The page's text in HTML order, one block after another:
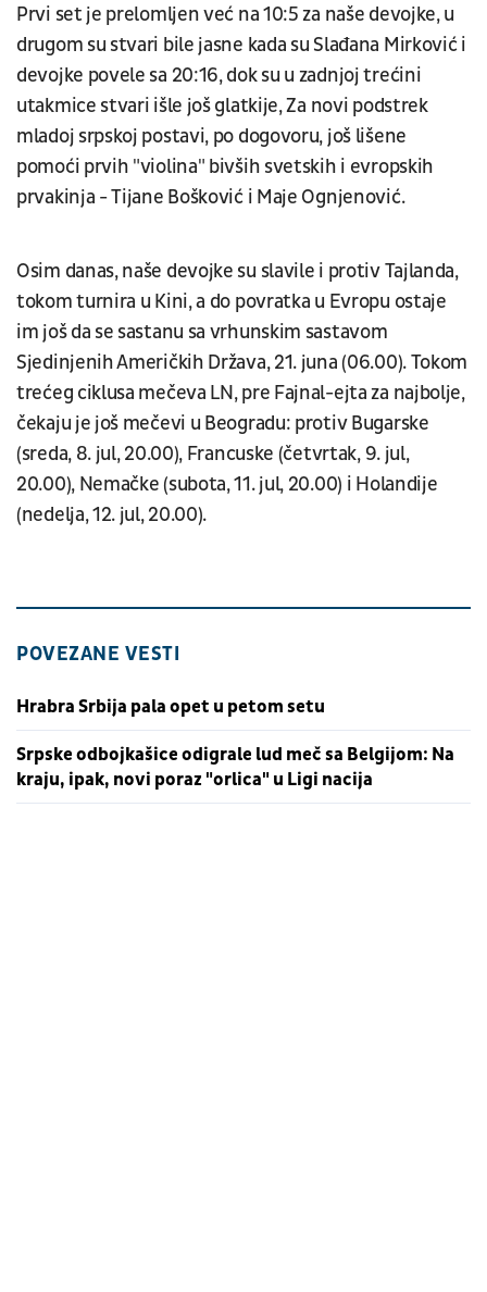
Prvi set je prelomljen već na 10:5 za naše devojke, u
drugom su stvari bile jasne kada su Slađana Mirković i
devojke povele sa 20:16, dok su u zadnjoj trećini
utakmice stvari išle još glatkije, Za novi podstrek
mladoj srpskoj postavi, po dogovoru, još lišene
pomoći prvih "violina" bivših svetskih i evropskih
prvakinja - Tijane Bošković i Maje Ognjenović.
Osim danas, naše devojke su slavile i protiv Tajlanda,
tokom turnira u Kini, a do povratka u Evropu ostaje
im još da se sastanu sa vrhunskim sastavom
Sjedinjenih Američkih Država, 21. juna (06.00). Tokom
trećeg ciklusa mečeva LN, pre Fajnal-ejta za najbolje,
čekaju je još mečevi u Beogradu: protiv Bugarske
(sreda, 8. jul, 20.00), Francuske (četvrtak, 9. jul,
20.00), Nemačke (subota, 11. jul, 20.00) i Holandije
(nedelja, 12. jul, 20.00).
POVEZANE VESTI
Hrabra Srbija pala opet u petom setu
Srpske odbojkašice odigrale lud meč sa Belgijom: Na
kraju, ipak, novi poraz "orlica" u Ligi nacija